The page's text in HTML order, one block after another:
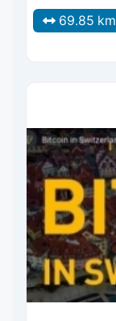
69.85 km